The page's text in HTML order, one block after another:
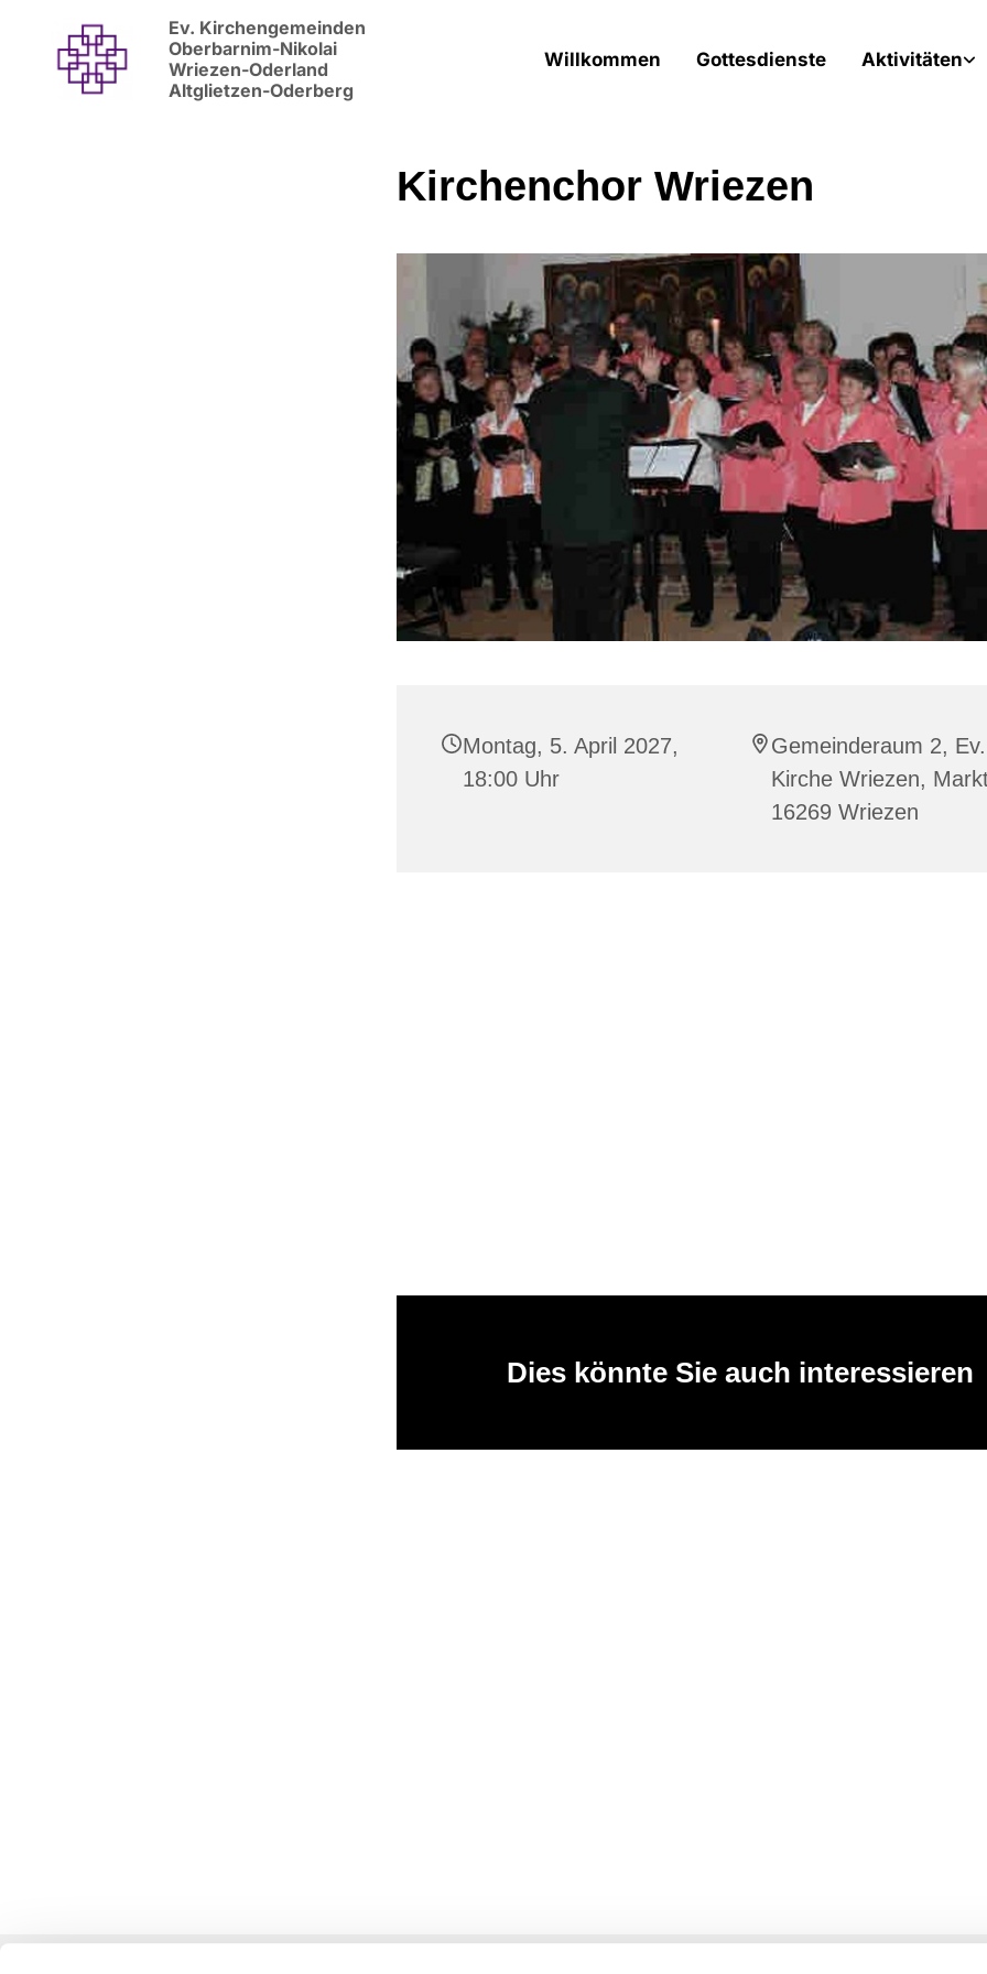
Ev. Kirchengemeinden
Oberbarnim-Nikolai
Wriezen-Oderland
Altglietzen-Oderberg
Willkommen Gottesdienste Aktivitäten
Kirchenchor Wriezen
Montag, 5. April 2027,
18:00 Uhr
Gemeinderaum 2, Ev.
Kirche Wriezen,
16269 Wriezen
Dies könnte Sie auch interessieren